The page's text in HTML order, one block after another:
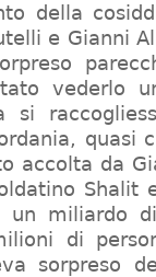
della
e Gianni
vederlo
si
quasi
accolta da
Shalit
un miliardo
di
sorpreso